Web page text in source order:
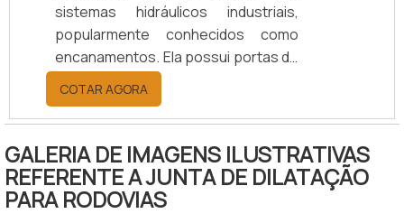
sistemas hidráulicos industriais,
popularmente conhecidos como
encanamentos. Ela possui portas de
entrada e saída alinhadas segundo
um ângulo, sempre respeitando uma
a outra. O ângulo utilizado mais
comum é o de 90 graus.As portas de
entrada e saída podem ser
conectadas para realizar a ligação
COTAR AGORA
GALERIA DE IMAGENS ILUSTRATIVAS
REFERENTE A JUNTA DE DILATAÇÃO
PARA RODOVIAS